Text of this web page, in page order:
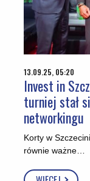
13.09.25, 05:20
Invest in
turniej stał
networkingu
Korty w
równie ważne…